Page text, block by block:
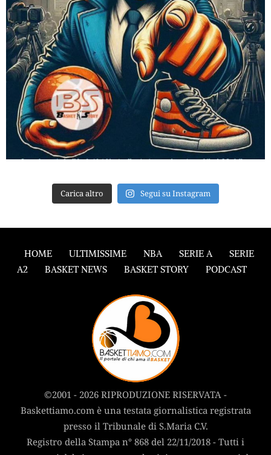
Carica altro Segui su Instagram
HOME ULTIMISSIME NBA SERIE A
SERIE
A2
BASKET NEWS BASKET STORY PODCAST
©2001 - 2026 RIPRODUZIONE RISERVATA -
Baskettiamo.com è una testata giornalistica registrata
presso il Tribunale di S.Maria C.V.
Registro della Stampa n° 868 del 22/11/2018 - Tutti i